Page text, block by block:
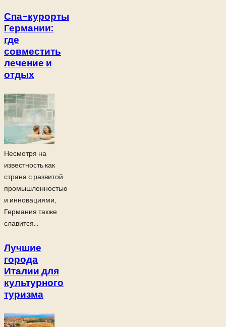
Спа-курорты
Германии:
где
совместить
лечение и
отдых
Несмотря на
известность как
страна с развитой
промышленностью
и инновациями,
Германия также
славится...
Лучшие
города
Италии для
культурного
туризма